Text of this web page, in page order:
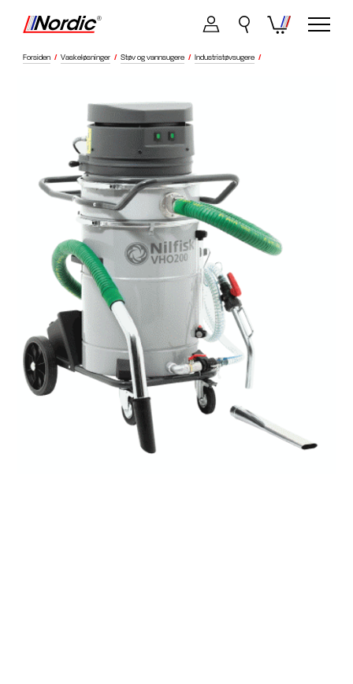
Forsiden / Vaskeløsninger / Støv og vannsugere / Industristøvsugere /